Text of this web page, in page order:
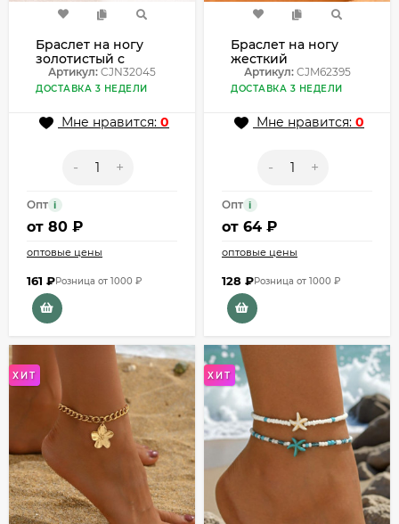
Браслет на ногу
золотистый с
лаконичным
сердцем CJN32045
Артикул: CJN32045
ДОСТАВКА 3 НЕДЕЛИ
Мне нравится: 0
- +
Опт i
от 80 ₽
оптовые цены
161 ₽Розница от 1000 ₽
Браслет на ногу
жесткий
спиральный
CJM62395
Артикул:CJM62395
ДОСТАВКА 3 НЕДЕЛИ
Мне нравится: 0
- +
Опт i
от 64 ₽
оптовые цены
128 ₽Розница от 1000 ₽
ХИТ ХИТ